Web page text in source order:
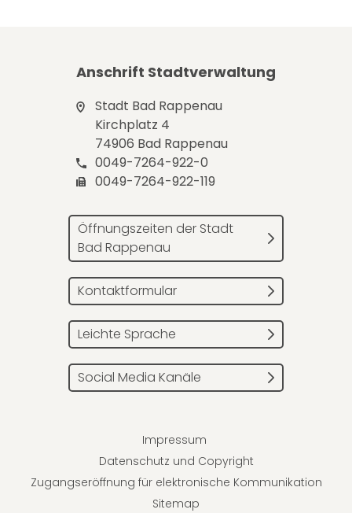
Anschrift Stadtverwaltung
Stadt Bad Rappenau
Kirchplatz 4
74906 Bad Rappenau
0049-7264-922-0
0049-7264-922-119
Öffnungszeiten der Stadt
Bad Rappenau
Kontaktformular
Leichte Sprache
Social Media Kanäle
Impressum
Datenschutz und Copyright
Zugangseröffnung für elektronische Kommunikation
Sitemap